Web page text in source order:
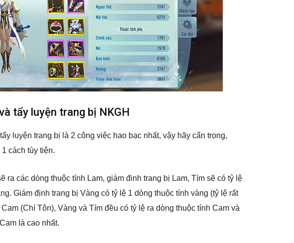
tẩy luyện trang bị NKGH
luyện trang bị là 2 công việc hao bạc nhất, vậy hãy cẩn trọng,
cách tùy tiện.
ra các dòng thuộc tính Lam, giám đinh trang bị Lam, Tím sẽ có tỷ lệ
Giám định trang bị Vàng có tỷ lệ 1 dòng thuộc tính vàng (tỷ lệ rất
(Chí Tôn), Vàng và Tím đều có tỷ lệ ra dòng thuộc tính Cam và
là cao nhất.